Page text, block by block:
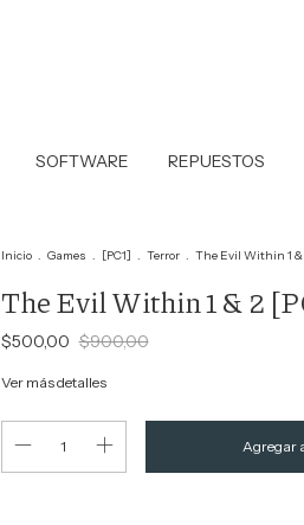
SOFTWARE REPUESTOS
Inicio . Games . [PC1] . Terror . The Evil Within 1
The Evil Within 1 & 2
$500,00 $900,00
Ver más detalles